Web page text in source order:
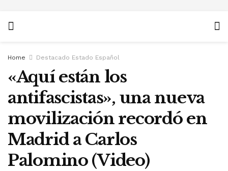
Home Destacado Estado Español
«Aquí están los
antifascistas», una nueva
movilización recordó en
Madrid a Carlos
Palomino (Video)